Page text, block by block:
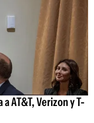
AT&T, Verizon y T-